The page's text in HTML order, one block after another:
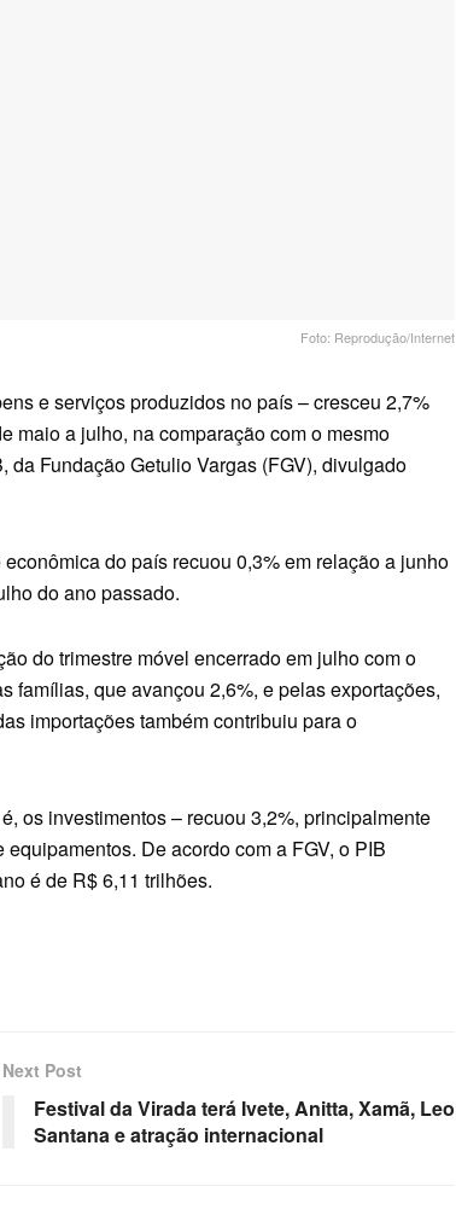
Foto: Reprodução/Internet
e serviços produzidos no país – cresceu 2,7%
maio a julho, na comparação com o mesmo
Fundação Getulio Vargas (FGV), divulgado
do país recuou 0,3% em relação a junho
do ano passado.
do trimestre móvel encerrado em julho com o
famílias, que avançou 2,6%, e pelas exportações,
importações também contribuiu para o
os investimentos – recuou 3,2%, principalmente
De acordo com a FGV, o PIB
é de R$ 6,11 trilhões.
Next Post
Festival da Virada terá Ivete, Anitta, Xamã, Leo
Santana e atração internacional